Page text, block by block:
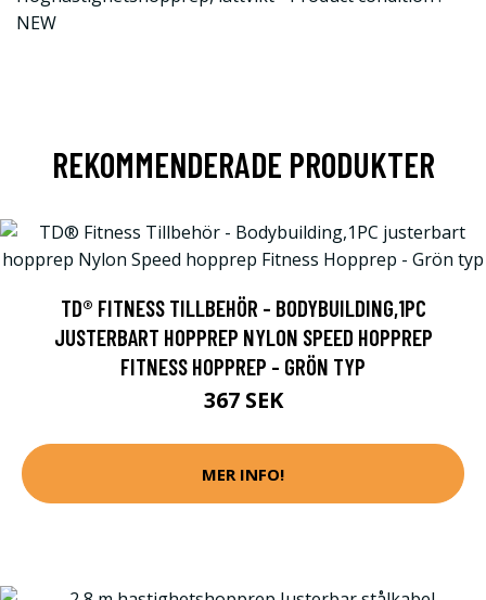
NEW
REKOMMENDERADE PRODUKTER
TD® FITNESS TILLBEHÖR - BODYBUILDING,1PC
JUSTERBART HOPPREP NYLON SPEED HOPPREP
FITNESS HOPPREP - GRÖN TYP
367 SEK
MER INFO!